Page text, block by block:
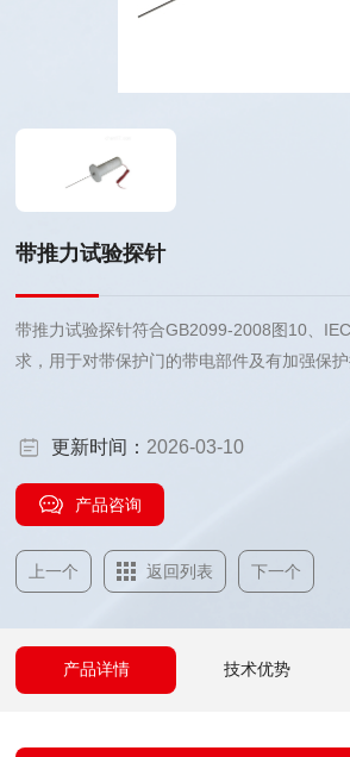
带推力试验探针
带推力试验探针符合GB2099-2008图10、
求，用于对带保护门的带电部件及有加强保护
更新时间： 2026-03-10
产品咨询
上一个 返回列表 下一个
产品详情 技术优势